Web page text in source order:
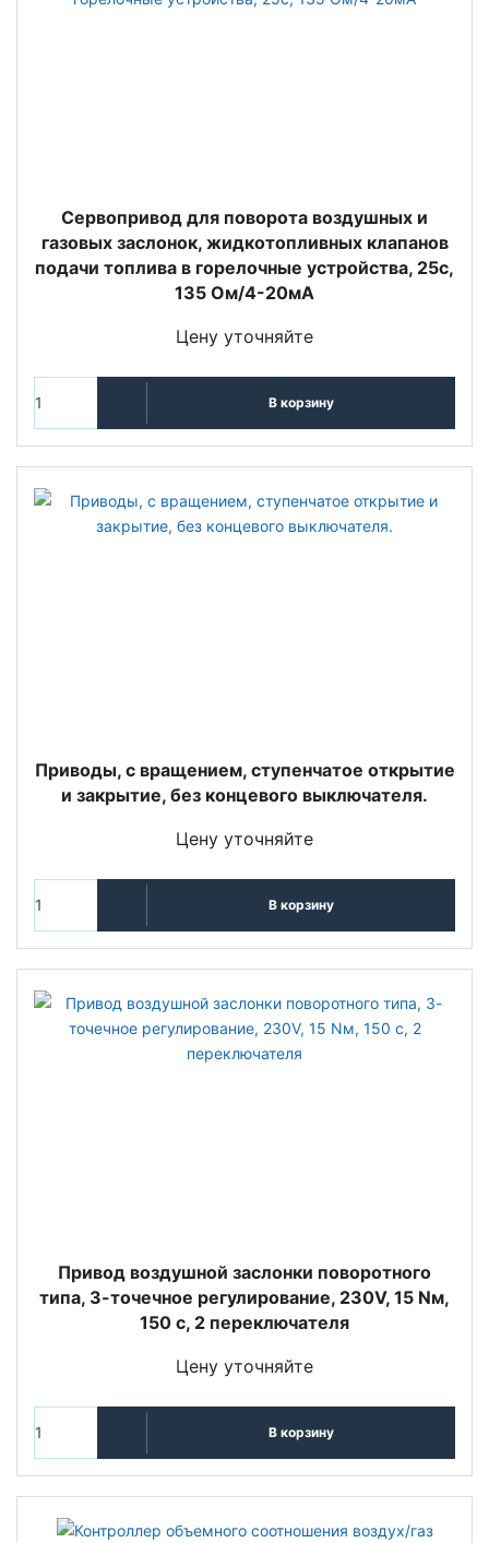
Сервопривод для поворота воздушных и
газовых заслонок, жидкотопливных клапанов
подачи топлива в горелочные устройства, 25с,
135 Ом/4-20мА
Цену уточняйте
В корзину
Приводы, с вращением, ступенчатое открытие
и закрытие, без концевого выключателя.
Цену уточняйте
В корзину
Привод воздушной заслонки поворотного
типа, 3-точечное регулирование, 230V, 15 Nм,
150 с, 2 переключателя
Цену уточняйте
В корзину